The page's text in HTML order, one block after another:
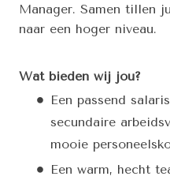
Manager. Samen tillen
naar een hoger niveau.
Wat bieden wij jou?
Een passend
secundaire
mooie
Een warm, hecht